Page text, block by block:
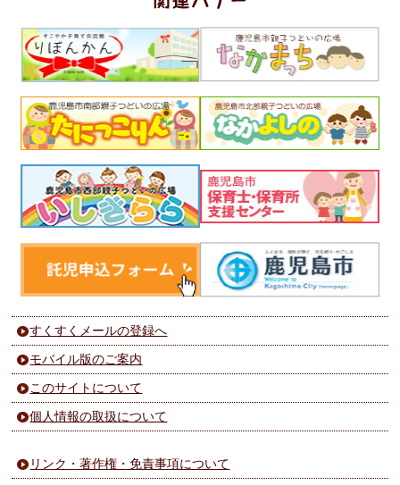
すくすくメールの登録へ
モバイル版のご案内
このサイトについて
個人情報の取扱について
リンク・著作権・免責事項について